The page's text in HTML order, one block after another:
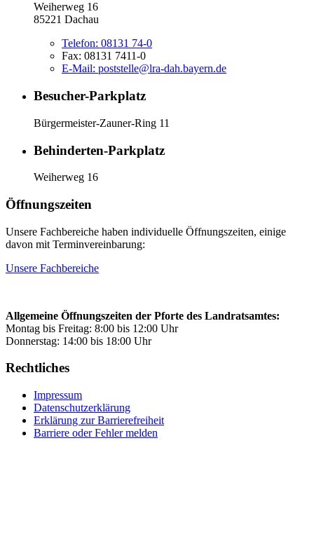
Weiherweg 16
85221 Dachau
Telefon: 08131 74-0
Fax: 08131 7411-0
E-Mail: poststelle@lra-dah.bayern.de
Besucher-Parkplatz
Bürgermeister-Zauner-Ring 11
Behinderten-Parkplatz
Weiherweg 16
Öffnungszeiten
Unsere Fachbereiche haben individuelle Öffnungszeiten, einige
davon mit Terminvereinbarung:
Unsere Fachbereiche
Allgemeine Öffnungszeiten der Pforte des Landratsamtes:
Montag bis Freitag: 8:00 bis 12:00 Uhr
Donnerstag: 14:00 bis 18:00 Uhr
Rechtliches
Impressum
Datenschutzerklärung
Erklärung zur Barrierefreiheit
Barriere oder Fehler melden